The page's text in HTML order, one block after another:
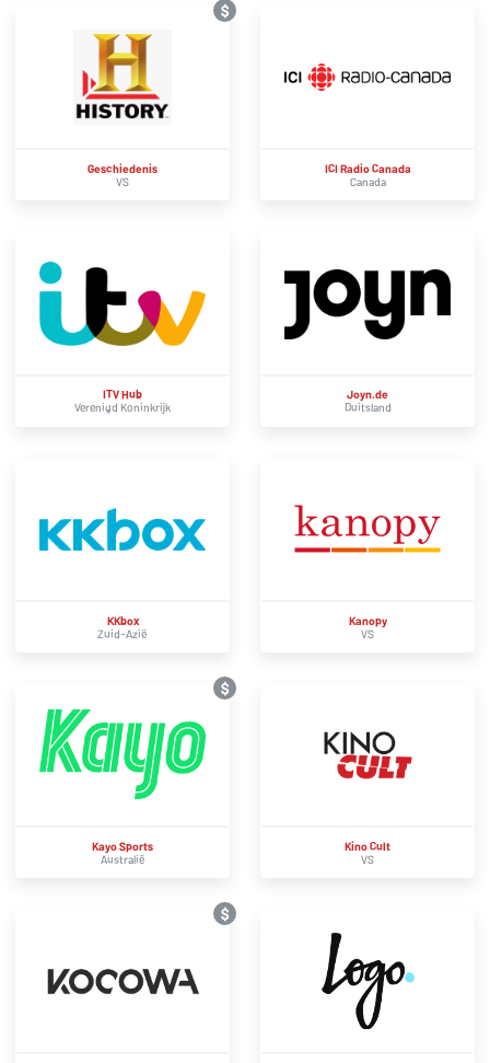
$
Geschiedenis
VS
ICI Radio Canada
Canada
ITV Hub
Verenigd Koninkrijk
Joyn.de
Duitsland
KKbox
Zuid-Azië
Kanopy
VS
$
Kayo Sports
Australië
Kino Cult
VS
$